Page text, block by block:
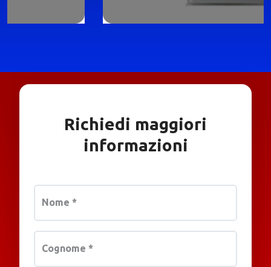
Richiedi maggiori
informazioni
Nome *
Cognome *